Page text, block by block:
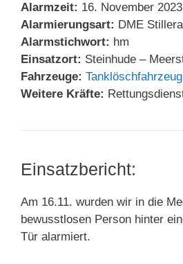
Alarmzeit: 16. November
Alarmierungsart: DME
Alarmstichwort: hm
Einsatzort: Steinhude –
Fahrzeuge:
Weitere Kräfte:
Einsatzbericht:
Am 16.11. wurden wir in die
bewusstlosen Person hinter
Tür alarmiert.